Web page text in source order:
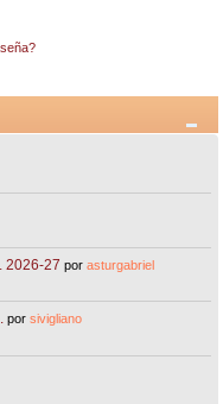
2026-27 porasturgabriel
porsivigliano